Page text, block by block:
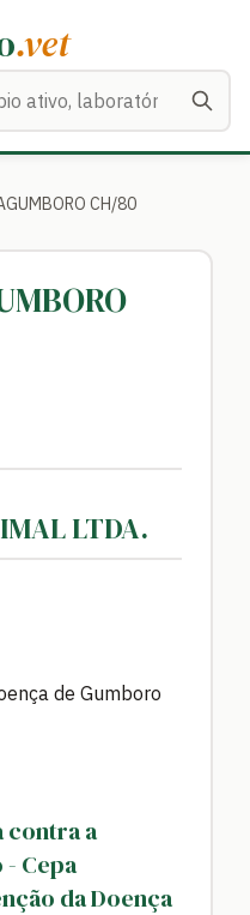
.vet
CH/80
LTDA.
de Gumboro
contra a
Cepa
da Doença